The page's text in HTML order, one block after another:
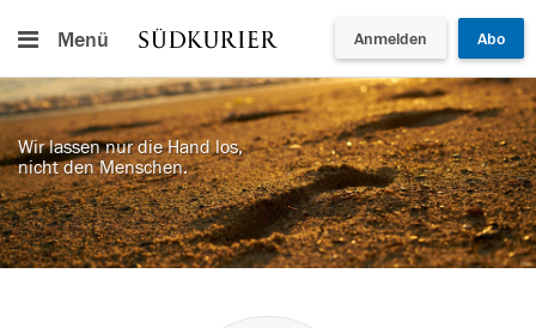
Menü Anmelden Abo
Wir lassen nur die Hand los,
nicht den Menschen.